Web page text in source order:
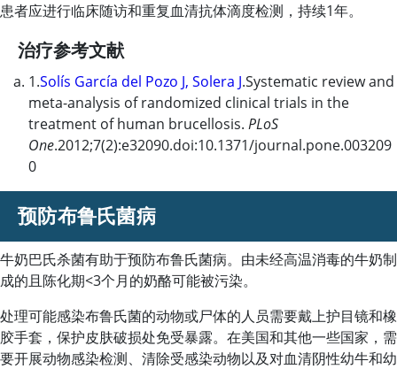
患者应进行临床随访和重复血清抗体滴度检测，持续1年。
治疗参考文献
1.Solís García del Pozo J, Solera J.Systematic review and
meta-analysis of randomized clinical trials in the
treatment of human brucellosis. PLoS
One.2012;7(2):e32090.doi:10.1371/journal.pone.003209
0
预防布鲁氏菌病
牛奶巴氏杀菌有助于预防布鲁氏菌病。由未经高温消毒的牛奶制
成的且陈化期<3个月的奶酪可能被污染。
处理可能感染布鲁氏菌的动物或尸体的人员需要戴上护目镜和橡
胶手套，保护皮肤破损处免受暴露。在美国和其他一些国家，需
要开展动物感染检测、清除受感染动物以及对血清阴性幼牛和幼